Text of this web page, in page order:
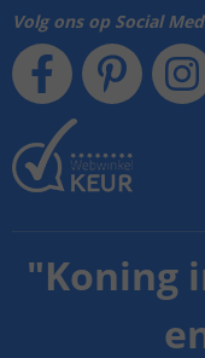
Volg ons op Social
"Koning